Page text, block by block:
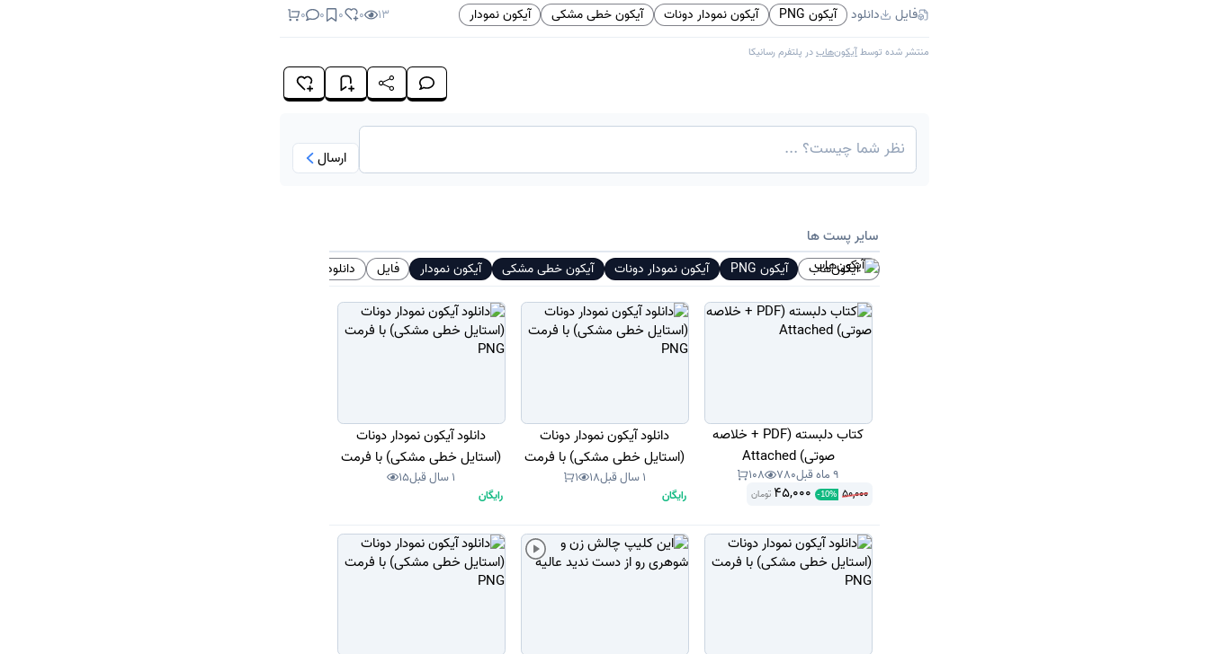
فایل دانلود آیکون PNG آیکون نمودار دونات آیکون خطی مشکی آیکون نمودار 13
0
0
0
0
منتشر شده توسطآیکون‌هابدر پلتفرمرسانیکا
ارسال
سایر پست ها
آیکون‌هاب
آیکون PNG آیکون نمودار دونات آیکون خطی مشکی آیکون نمودار فایل دانلود
کتاب دلبسته (PDF + خلاصه
صوتی) Attached
9 ماه قبل 780
108
50,000
-10%
45,000 تومان
دانلود آیکون نمودار دونات
(استایل خطی مشکی) با فرمت
PNG
1 سال قبل 18
1
رایگان
دانلود آیکون نمودار دونات
(استایل خطی مشکی) با فرمت
PNG
1 سال قبل 15
رایگان